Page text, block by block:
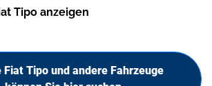
Tipo anzeigen
Fiat Tipo und andere Fahrzeuge